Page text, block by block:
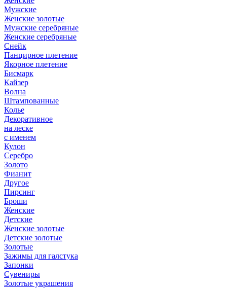
Мужские
Женские золотые
Мужские серебряные
Женские серебряные
Снейк
Панцирное плетение
Якорное плетение
Бисмарк
Кайзер
Волна
Штампованные
Колье
Декоративное
на леске
с именем
Кулон
Серебро
Золото
Фианит
Другое
Пирсинг
Броши
Женские
Детские
Женские золотые
Детские золотые
Золотые
Зажимы для галстука
Запонки
Сувениры
Золотые украшения